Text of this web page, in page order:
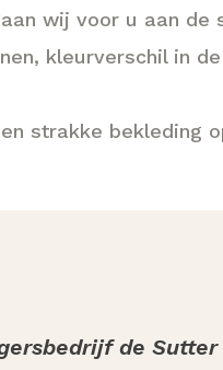
wij voor u aan de
kleurverschil in
strakke bekleding
de